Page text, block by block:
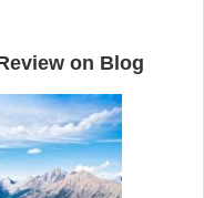
on Blog